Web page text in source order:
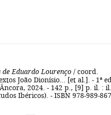
Eduardo Lourenço / coord.
João Dionísio... [et al.]. - 1ª
2024. - 142 p., [9] p. il. :
Ibéricos). - ISBN 978-989-